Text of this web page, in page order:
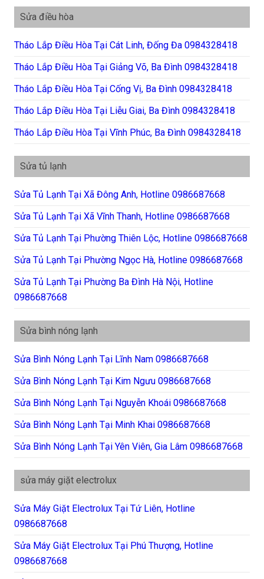
Sửa điều hòa
Tháo Lắp Điều Hòa Tại Cát Linh, Đống Đa 0984328418
Tháo Lắp Điều Hòa Tại Giảng Võ, Ba Đình 0984328418
Tháo Lắp Điều Hòa Tại Cống Vị, Ba Đình 0984328418
Tháo Lắp Điều Hòa Tại Liễu Giai, Ba Đình 0984328418
Tháo Lắp Điều Hòa Tại Vĩnh Phúc, Ba Đình 0984328418
Sửa tủ lạnh
Sửa Tủ Lạnh Tại Xã Đông Anh, Hotline 0986687668
Sửa Tủ Lạnh Tại Xã Vĩnh Thanh, Hotline 0986687668
Sửa Tủ Lạnh Tại Phường Thiên Lộc, Hotline 0986687668
Sửa Tủ Lạnh Tại Phường Ngọc Hà, Hotline 0986687668
Sửa Tủ Lạnh Tại Phường Ba Đình Hà Nội, Hotline
0986687668
Sửa bình nóng lạnh
Sửa Bình Nóng Lạnh Tại Lĩnh Nam 0986687668
Sửa Bình Nóng Lạnh Tại Kim Ngưu 0986687668
Sửa Bình Nóng Lạnh Tại Nguyễn Khoái 0986687668
Sửa Bình Nóng Lạnh Tại Minh Khai 0986687668
Sửa Bình Nóng Lạnh Tại Yên Viên, Gia Lâm 0986687668
sửa máy giặt electrolux
Sửa Máy Giặt Electrolux Tại Tứ Liên, Hotline
0986687668
Sửa Máy Giặt Electrolux Tại Phú Thượng, Hotline
0986687668